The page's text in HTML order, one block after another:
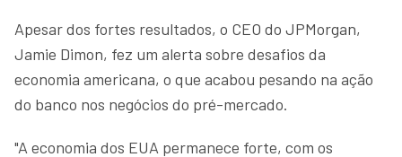
Apesar dos fortes resultados, o CEO do JPMorgan,
Jamie Dimon, fez um alerta sobre desafios da
economia americana, o que acabou pesando na ação
do banco nos negócios do pré-mercado.
"A economia dos EUA permanece forte, com os